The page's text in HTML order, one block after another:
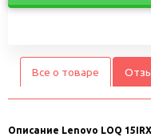
Все о товаре
Описание Lenovo LOQ